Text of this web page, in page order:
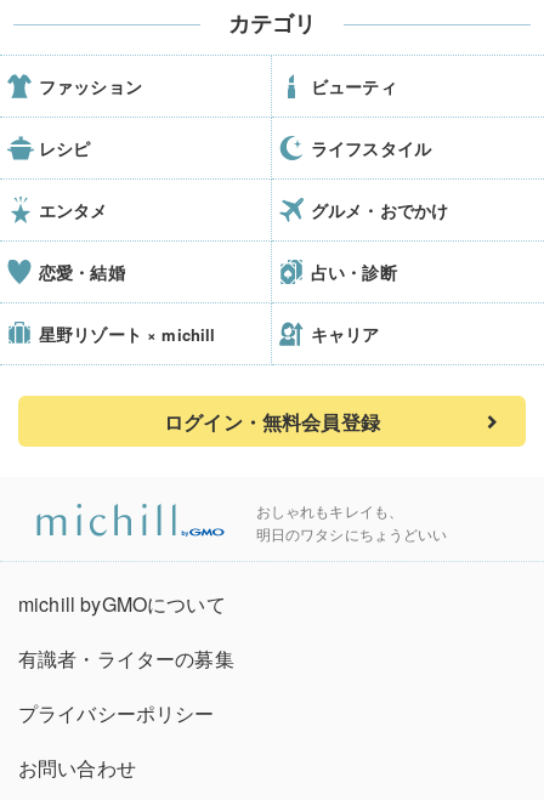
カテゴリ
ファッション ビューティ
レシピ ライフスタイル
エンタメ グルメ・おでかけ
恋愛・結婚 占い・診断
星野リゾート × michill キャリア
ログイン・無料会員登録
おしゃれもキレイも、
明日のワタシにちょうどいい
michill byGMOについて
有識者・ライターの募集
プライバシーポリシー
お問い合わせ